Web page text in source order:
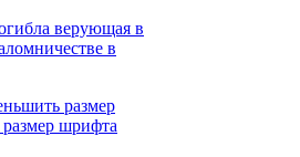
верующая в
в
размер
размер шрифта